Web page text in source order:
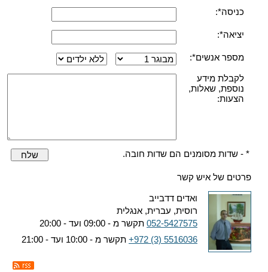
כניסה*:
יציאה*:
מספר אנשים*:
לקבלת מידע
נוספת, שאלות,
הצעות:
* - שדות מסומנים הם שדות חובה. שלח
פרטים של איש קשר
ואדים דדבייב
רוסית, עברית, אנגלית
052-5427575 תקשר מ - 09:00 ועד - 20:00
+972 (3) 5516036 תקשר מ - 10:00 ועד - 21:00